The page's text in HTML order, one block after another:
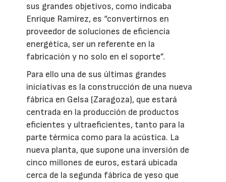
sus grandes objetivos, como indicaba
Enrique Ramírez, es “convertirnos en
proveedor de soluciones de eficiencia
energética, ser un referente en la
fabricación y no solo en el soporte”.
Para ello una de sus últimas grandes
iniciativas es la construcción de una nueva
fábrica en Gelsa (Zaragoza), que estará
centrada en la producción de productos
eficientes y ultraeficientes, tanto para la
parte térmica como para la acústica. La
nueva planta, que supone una inversión de
cinco millones de euros, estará ubicada
cerca de la segunda fábrica de yeso que